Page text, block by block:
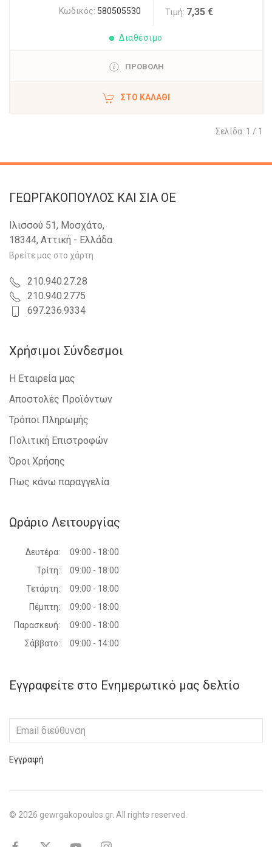
Κωδικός: 580505530 Τιμή: 7,35 €
Διαθέσιμο
ΠΡΟΒΟΛΗ
ΣΤΟ ΚΑΛΆΘΙ
Σελίδα: 1 / 1
ΓΕΩΡΓΑΚΟΠΟΥΛΟΣ KAI ΣΙΑ OE
Ιλισσού 51, Μοσχάτο,
18344, Αττική - Ελλάδα
Βρείτε μας στο χάρτη
210.940.27.28
210.940.2775
697.236.9334
Χρήσιμοι Σύνδεσμοι
Η Εταιρεία μας
Αποστολές Προϊόντων
Τρόποι Πληρωμής
Πολιτική Επιστροφών
Όροι Χρήσης
Πως κάνω παραγγελία
Ωράριο Λειτουργίας
Δευτέρα:
09:00 - 18:00
Τρίτη:
09:00 - 18:00
Τετάρτη:
09:00 - 18:00
Πέμπτη:
09:00 - 18:00
Παρασκευή:
09:00 - 18:00
Σάββατο:
09:00 - 14:00
Εγγραφείτε στο Ενημερωτικό μας δελτίο
Εγγραφή
© 2026 gewrgakopoulos.gr. All rights reserved.